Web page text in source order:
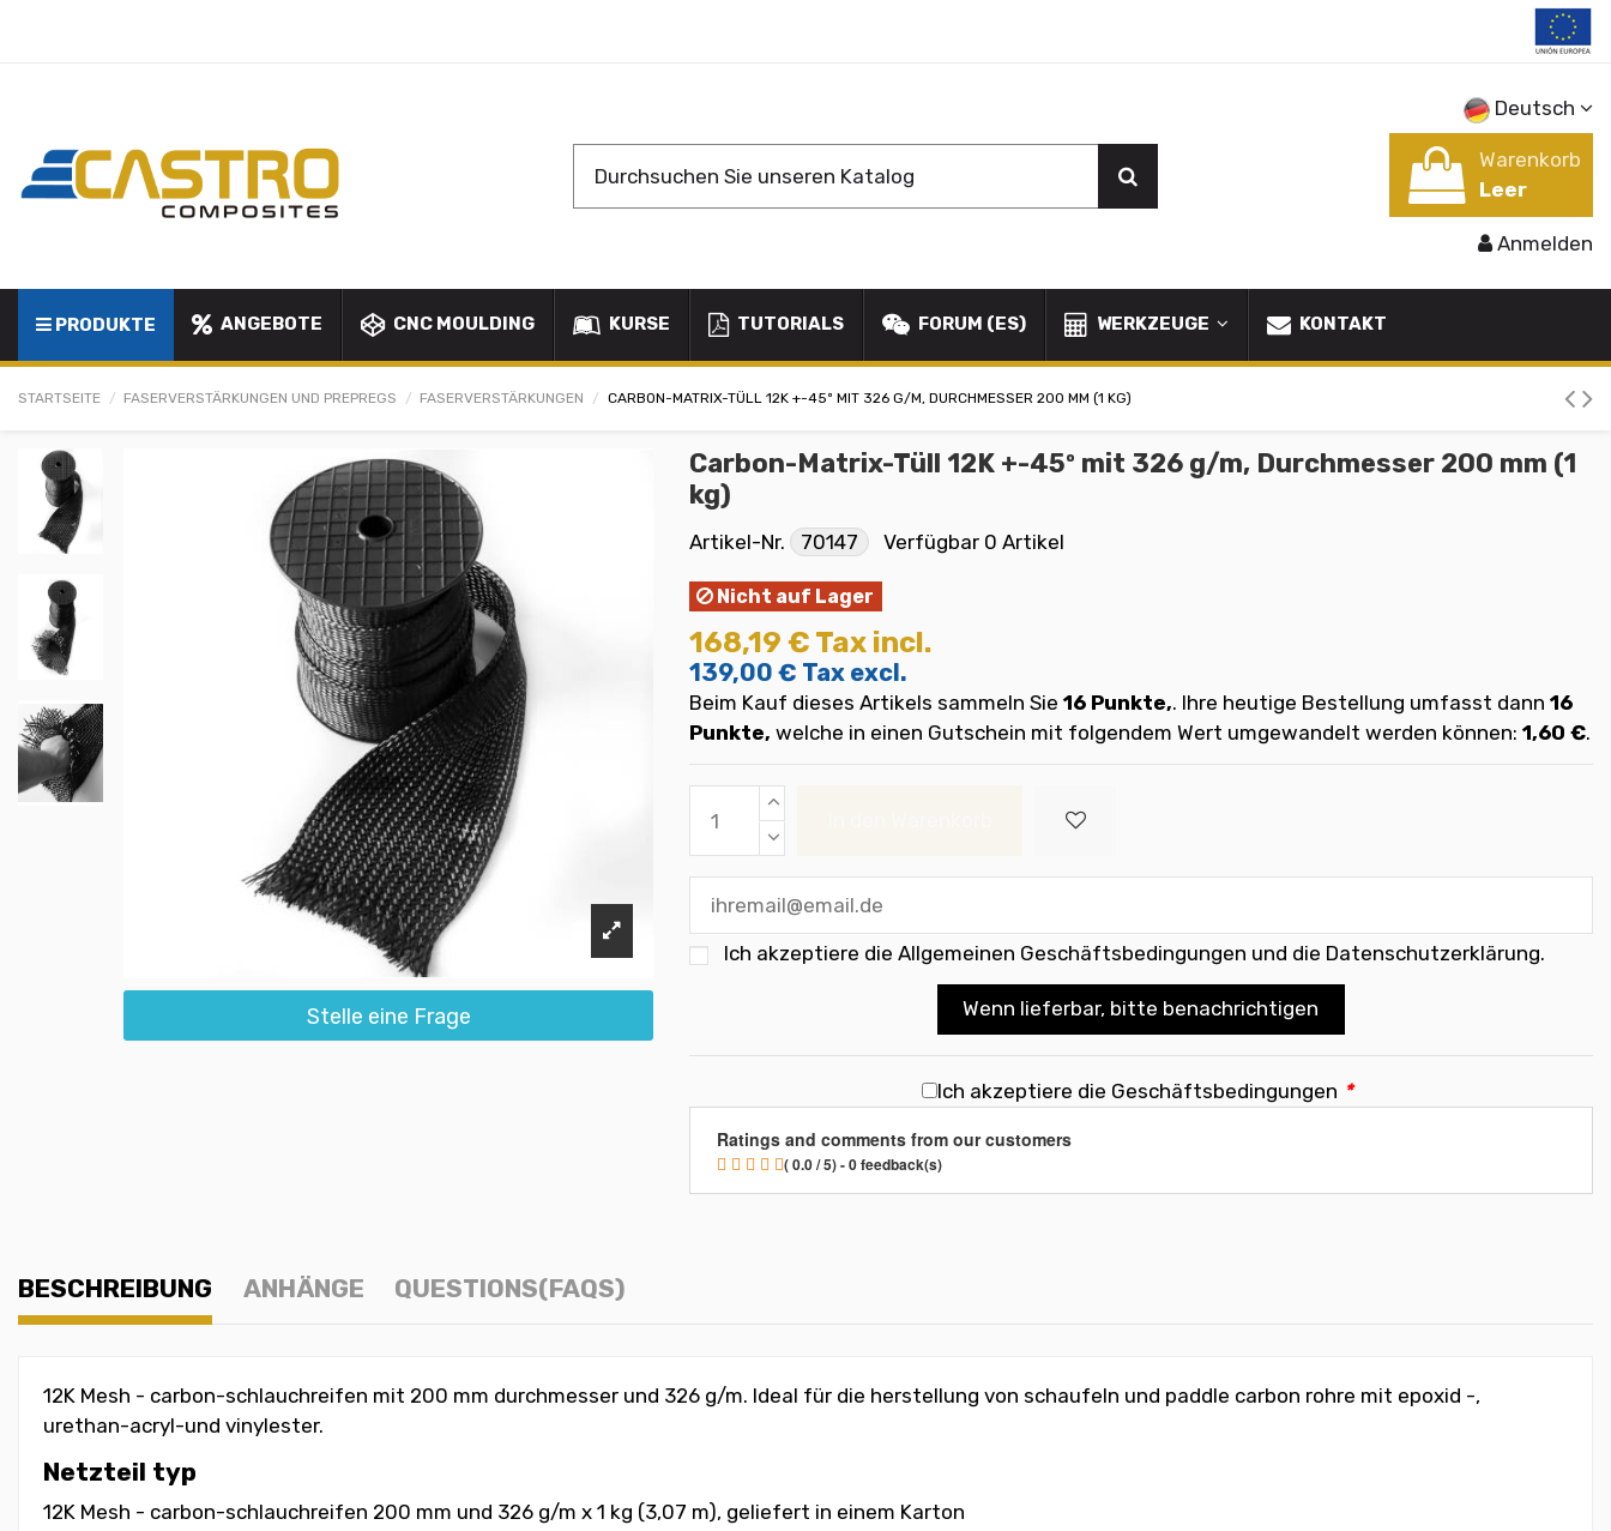
Deutsch
Warenkorb
Leer
Anmelden
PRODUKTE ANGEBOTE CNC MOULDING KURSE TUTORIALS FORUM (ES) WERKZEUGE KONTAKT
STARTSEITE FASERVERSTÄRKUNGEN UND PREPREGS FASERVERSTÄRKUNGEN CARBON-MATRIX-TÜLL 12K +-45º MIT 326 G/M, DURCHMESSER 200 MM (1 KG)
Stelle eine Frage
Carbon-Matrix-Tüll 12K +-45º mit 326 g/m, Durchmesser 200 mm (1
kg)
Artikel-Nr. 70147 Verfügbar 0 Artikel
Nicht auf Lager
168,19 € Tax incl.
139,00 € Tax excl.
Beim Kauf dieses Artikels sammeln Sie 16 Punkte,. Ihre heutige Bestellung umfasst dann 16
Punkte, welche in einen Gutschein mit folgendem Wert umgewandelt werden können: 1,60 €.
Ich akzeptiere die Allgemeinen Geschäftsbedingungen und die Datenschutzerklärung.
Wenn lieferbar, bitte benachrichtigen
Ich akzeptiere die Geschäftsbedingungen *
Ratings and comments from our customers
( 0.0 / 5) - 0 feedback(s)
BESCHREIBUNG ANHÄNGE QUESTIONS(FAQS)
12K Mesh - carbon-schlauchreifen mit 200 mm durchmesser und 326 g/m. Ideal für die herstellung von schaufeln und paddle carbon rohre mit epoxid -,
urethan-acryl-und vinylester.
Netzteil typ
12K Mesh - carbon-schlauchreifen 200 mm und 326 g/m x 1 kg (3,07 m), geliefert in einem Karton